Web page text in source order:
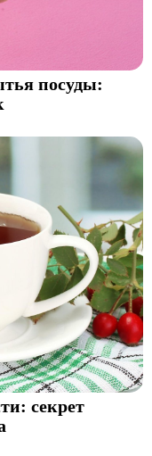
посуды:
секрет